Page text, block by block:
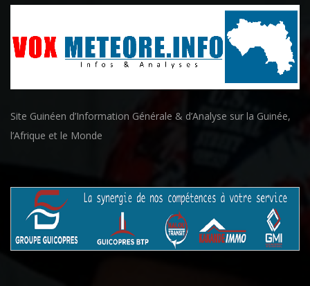
Site Guinéen d’Information Générale & d’Analyse sur la Guinée,
l’Afrique et le Monde